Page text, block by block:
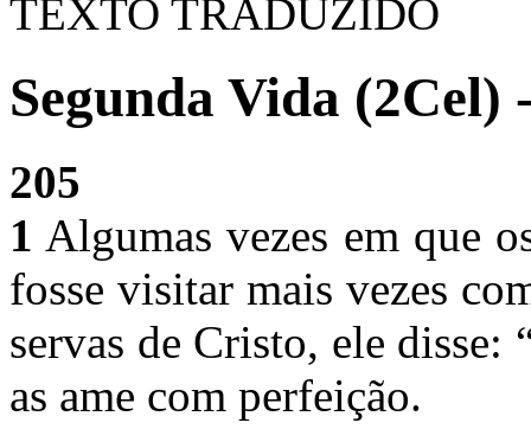
TEXTO TRADUZIDO
Segunda Vida (2Cel)
205
1 Algumas vezes em que
fosse visitar mais vezes
servas de Cristo, ele disse:
as ame com perfeição.